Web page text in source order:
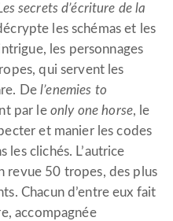
secrets d’écriture de la
les schémas et les
les personnages
qui servent les
Del’enemies to
par le only one horse, le
et manier les codes
les clichés. L’autrice
revue 50 tropes, des plus
Chacun d’entre eux fait
accompagnée